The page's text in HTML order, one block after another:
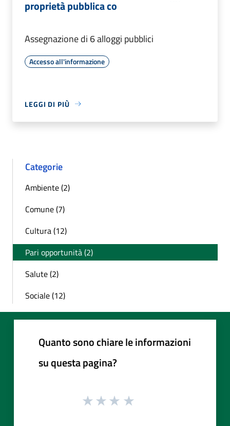
proprietà pubblica co
Assegnazione di 6 alloggi pubblici
Accesso all'informazione
LEGGI DI PIÙ
Categorie
Ambiente (2)
Comune (7)
Cultura (12)
Pari opportunità (2)
Salute (2)
Sociale (12)
Quanto sono chiare le informazioni
su questa pagina?